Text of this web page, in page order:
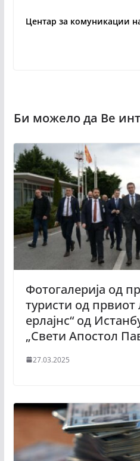
Центар за комуникации
Фотогалерија од
туристи од
ерлајнс“ од
„Свети Апостол
27.03.2025